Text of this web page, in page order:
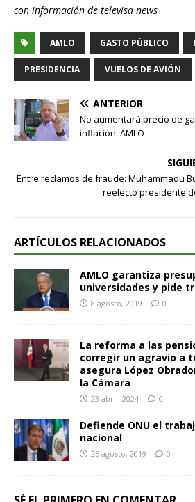
con información de televisa news
AMLO GASTO PÚBLICO
PRESIDENCIA VUELOS DE AVIÓN
ANTERIOR
No aumentará precio de
inflación: AMLO
Entre reclamos de fraude: Muhammadu
reelecto presidente
ARTÍCULOS RELACIONADOS
AMLO garantiza
universidades y pide
8 agosto, 2019 0
La reforma a las
corregir un agravio a
asegura López
la Cámara
23 abril, 2024 0
Defiende ONU el
nacional
25 agosto, 2019 0